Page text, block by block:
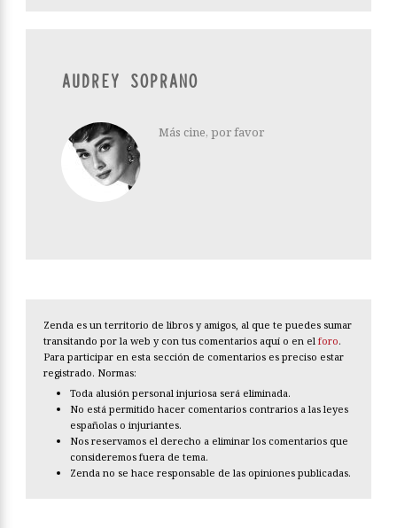
AUDREY SOPRANO
Más cine, por favor
Zenda es un territorio de libros y amigos, al que te puedes sumar
transitando por la web y con tus comentarios aquí o en el foro.
Para participar en esta sección de comentarios es preciso estar
registrado. Normas:
Toda alusión personal injuriosa será eliminada.
No está permitido hacer comentarios contrarios a las leyes
españolas o injuriantes.
Nos reservamos el derecho a eliminar los comentarios que
consideremos fuera de tema.
Zenda no se hace responsable de las opiniones publicadas.